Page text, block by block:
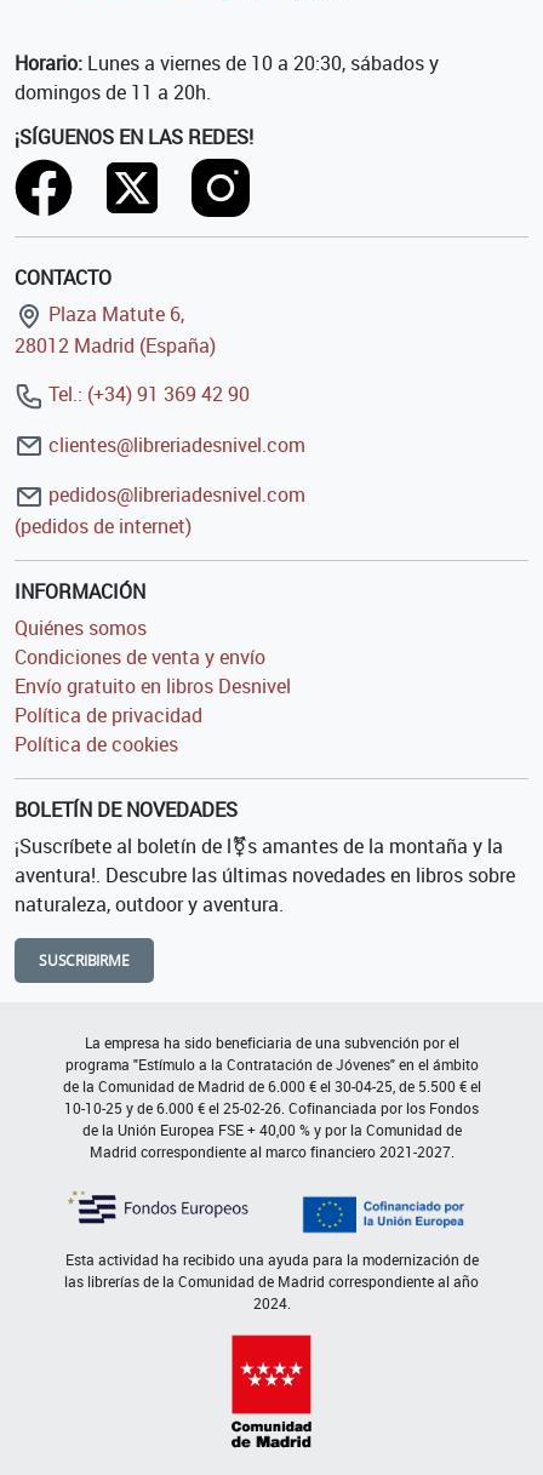
Horario: Lunes a viernes de 10 a 20:30, sábados y
domingos de 11 a 20h.
¡SÍGUENOS EN LAS REDES!
CONTACTO
Plaza Matute 6,
28012 Madrid (España)
Tel.: (+34) 91 369 42 90
clientes@libreriadesnivel.com
pedidos@libreriadesnivel.com
(pedidos de internet)
INFORMACIÓN
Quiénes somos
Condiciones de venta y envío
Envío gratuito en libros Desnivel
Política de privacidad
Política de cookies
BOLETÍN DE NOVEDADES
¡Suscríbete al boletín de l⚧s amantes de la montaña y la
aventura!. Descubre las últimas novedades en libros sobre
naturaleza, outdoor y aventura.
SUSCRIBIRME
La empresa ha sido beneficiaria de una subvención por el
programa "Estímulo a la Contratación de Jóvenes" en el ámbito
de la Comunidad de Madrid de 6.000 € el 30-04-25, de 5.500 € el
10-10-25 y de 6.000 € el 25-02-26. Cofinanciada por los Fondos
de la Unión Europea FSE + 40,00 % y por la Comunidad de
Madrid correspondiente al marco financiero 2021-2027.
Esta actividad ha recibido una ayuda para la modernización de
las librerías de la Comunidad de Madrid correspondiente al año
2024.